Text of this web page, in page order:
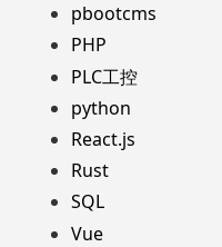
pbootcms
PHP
PLC工控
python
React.js
Rust
SQL
Vue